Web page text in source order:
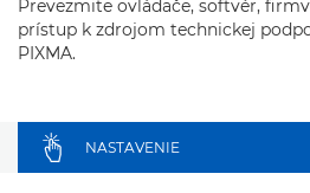
Prevezmite ovládače, softvér,
prístup k zdrojom technickej
PIXMA.
NASTAVENIE